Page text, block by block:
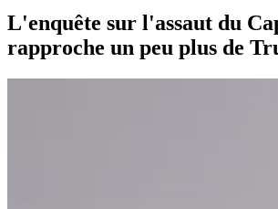
L'enquête sur l'assaut du
rapproche un peu plus de